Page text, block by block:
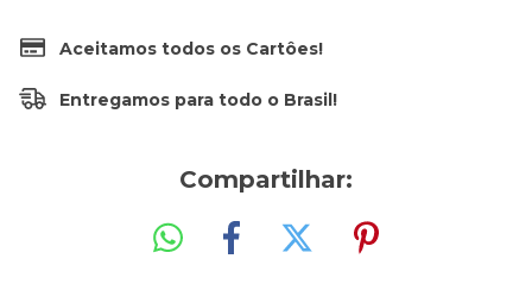
Aceitamos todos os Cartôes!
Entregamos para todo o Brasil!
Compartilhar: